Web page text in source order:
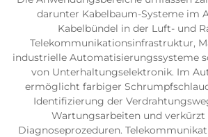
darunter Kabelbaum-Systeme im
Kabelbündel in der Luft- und
Telekommunikationsinfrastruktur,
industrielle Automatisierungssysteme
von Unterhaltungselektronik. Im
ermöglicht farbiger
Identifizierung der
Wartungsarbeiten und verkürzt
Diagnoseprozeduren.